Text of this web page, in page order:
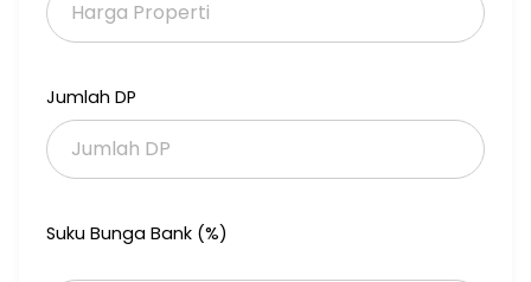
Reina Tan
HP & WA : 082112746079
DIJAMIN Dapat Harga Terbaik
EN & FTR
Jumlah DP
Suku Bunga Bank (%)